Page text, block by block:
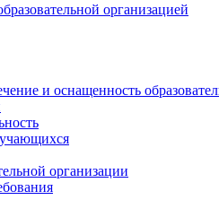
организацией
и оснащенность
организации